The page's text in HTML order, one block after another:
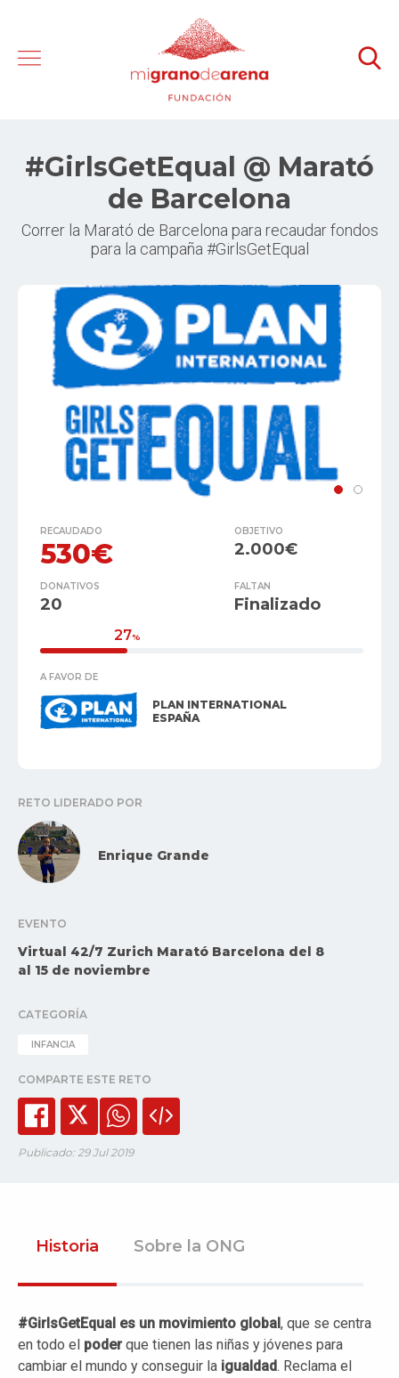
#GirlsGetEqual @ Marató
de Barcelona
Correr la Marató de Barcelona para recaudar fondos
para la campaña #GirlsGetEqual
RECAUDADO
530€
OBJETIVO
2.000€
DONATIVOS
20
FALTAN
Finalizado
27%
A FAVOR DE
PLAN INTERNATIONAL
ESPAÑA
RETO LIDERADO POR
Enrique Grande
EVENTO
Virtual 42/7 Zurich Marató Barcelona del 8
al 15 de noviembre
CATEGORÍA
INFANCIA
COMPARTE ESTE RETO
Publicado: 29 Jul 2019
Historia Sobre la ONG
#GirlsGetEqual es un movimiento global , que se centra
en todo el poderque tienen las niñas y jóvenes para
cambiar el mundo y conseguir la igualdad. Reclama el